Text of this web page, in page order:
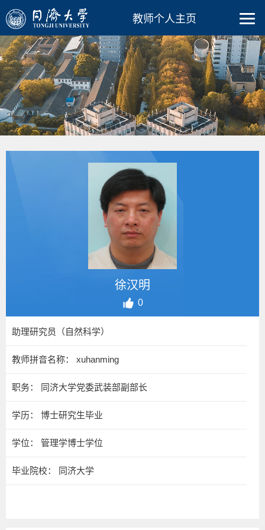
教师个人主页
徐汉明
0
助理研究员（自然科学）
教师拼音名称： xuhanming
职务： 同济大学党委武装部副部长
学历： 博士研究生毕业
学位： 管理学博士学位
毕业院校： 同济大学